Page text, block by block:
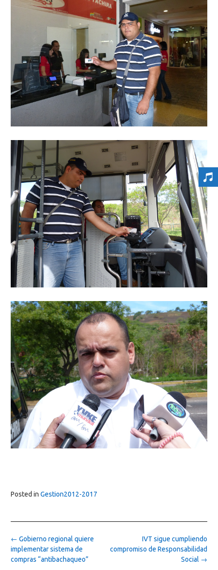
Posted in Gestion2012-2017
Post
navigation
IVT sigue cumpliendo
compromiso de Responsabilidad
Social →
← Gobierno regional quiere
implementar sistema de
compras “antibachaqueo”